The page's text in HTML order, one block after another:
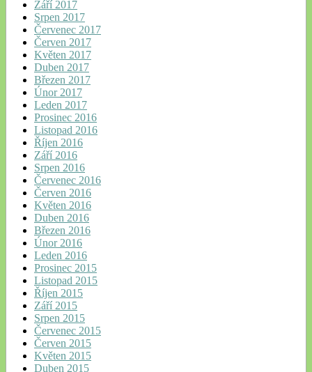
Září 2017
Srpen 2017
Červenec 2017
Červen 2017
Květen 2017
Duben 2017
Březen 2017
Únor 2017
Leden 2017
Prosinec 2016
Listopad 2016
Říjen 2016
Září 2016
Srpen 2016
Červenec 2016
Červen 2016
Květen 2016
Duben 2016
Březen 2016
Únor 2016
Leden 2016
Prosinec 2015
Listopad 2015
Říjen 2015
Září 2015
Srpen 2015
Červenec 2015
Červen 2015
Květen 2015
Duben 2015